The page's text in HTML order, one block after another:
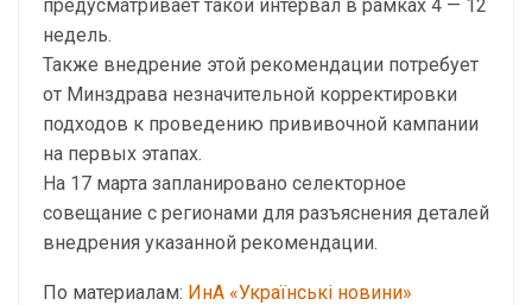
предусматривает такой интервал в рамках 4 — 12
недель.
Также внедрение этой рекомендации потребует
от Минздрава незначительной корректировки
подходов к проведению прививочной кампании
на первых этапах.
На 17 марта запланировано селекторное
совещание с регионами для разъяснения деталей
внедрения указанной рекомендации.
По материалам: ИнА «Українські новини»